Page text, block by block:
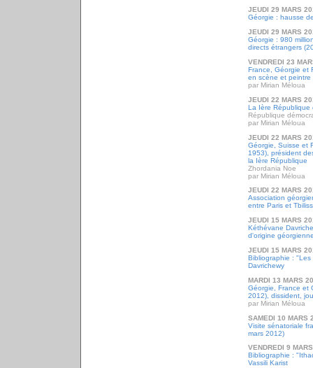
JEUDI 29 MARS
Géorgie : hausse
JEUDI 29 MARS
Géorgie : 980
directs étrangers
VENDREDI 23
France, Géorgie et
en scène et peintre
par Mirian Méloua
JEUDI 22 MARS
La Ière République
République
par Mirian Méloua
JEUDI 22 MARS
Géorgie, Suisse et
1953), président
la Ière République
Zhordania Noe
par Mirian Méloua
JEUDI 22 MARS
Association
entre Paris et
JEUDI 15 MARS
Kéthévane
d'origine
JEUDI 15 MARS
Bibliographie :
Davrichewy
MARDI 13 MARS
Géorgie, France et
2012), dissident,
par Mirian Méloua
SAMEDI 10 MARS
Visite sénatoriale
mars 2012)
VENDREDI 9
Bibliographie :
Vassili Karist